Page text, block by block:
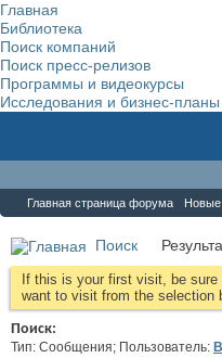
Главная
Библиотека
Поиск компаний
Поиск пресс-релизов
Программы и видеокурсы
Исследования и бизнес-планы
Главная страница форума
Поиск
If this is your first visit, be
want to visit from the selection
Поиск:
Тип: Сообщения; Пользователь: